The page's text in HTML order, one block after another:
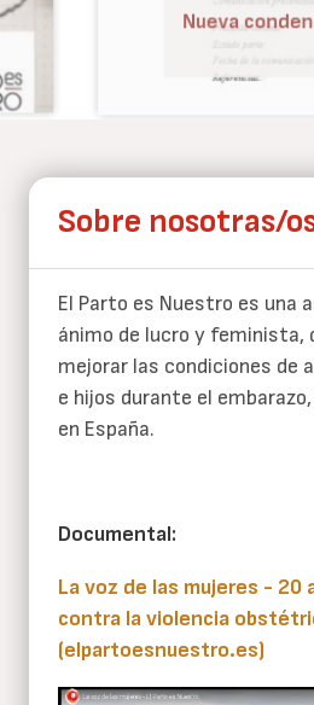
Nueva condena de
Sobre nosotras/
El Parto es Nuestro es una
ánimo de lucro y feminista,
mejorar las condiciones de
e hijos durante el
en España.
Documental:
La voz de las mujeres - 20
contra la violencia
(elpartoesnuestro.es)